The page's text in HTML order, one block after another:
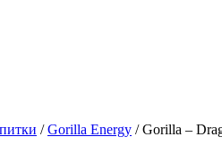
/Gorilla Energy / Gorilla –